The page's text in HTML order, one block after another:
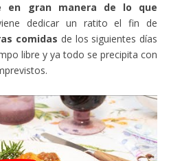
en gran manera de lo que
dedicar un ratito el fin de
comidas de los siguientes días
libre y ya todo se precipita con